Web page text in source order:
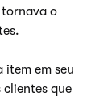
tornava o
item em seu
que